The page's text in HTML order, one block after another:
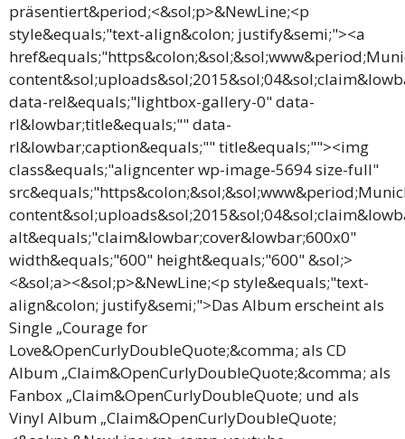
präsentiert&period;<&sol;p>&NewLine;<p
style&equals;"text-align&colon; justify&semi;"><a
data-rel&equals;"lightbox-gallery-0" data-
rl&lowbar;title&equals;"" data-
rl&lowbar;caption&equals;"" title&equals;""><img
class&equals;"aligncenter wp-image-5694 size-full"
alt&equals;"claim&lowbar;cover&lowbar;600x0"
width&equals;"600" height&equals;"600" &sol;>
<&sol;a><&sol;p>&NewLine;<p style&equals;"text-
align&colon; justify&semi;">Das Album erscheint als
Single „Courage for
Love&OpenCurlyDoubleQuote;&comma; als CD
Album „Claim&OpenCurlyDoubleQuote;&comma; als
Fanbox „Claim&OpenCurlyDoubleQuote; und als
Vinyl Album „Claim&OpenCurlyDoubleQuote;